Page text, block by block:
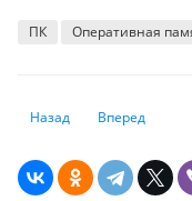
ПК Оперативная
Предыдущий: ТОП-5
Назад Следующий:
Вперед